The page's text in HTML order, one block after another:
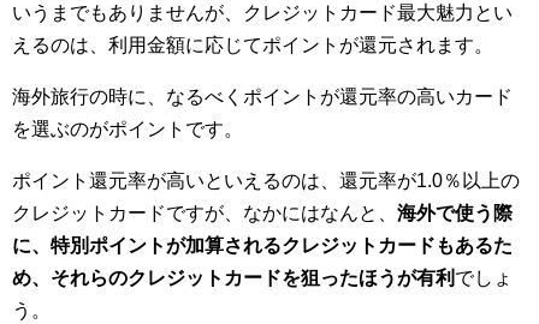
いうまでもありませんが、クレジットカード最大魅力とい
えるのは、利用金額に応じてポイントが還元されます。
海外旅行の時に、なるべくポイントが還元率の高いカード
を選ぶのがポイントです。
ポイント還元率が高いといえるのは、還元率が1.0％以上の
クレジットカードですが、なかにはなんと、 海外で使う際
に、特別ポイントが加算されるクレジットカードもあるた
め、それらのクレジットカードを狙ったほうが有利 でしょ
う。